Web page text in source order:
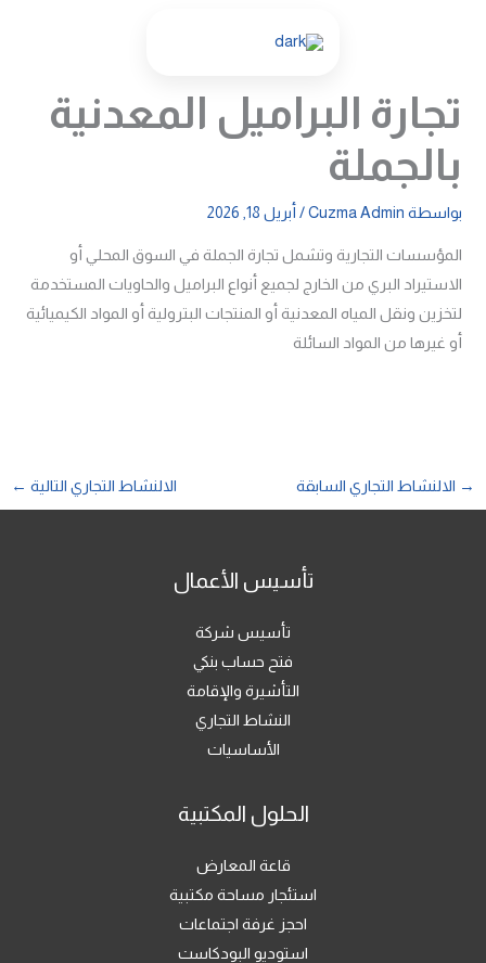
تجارة البراميل المعدنية
بالجملة
بواسطة Cuzma Admin
/ أبريل 18, 2026
المؤسسات التجارية وتشمل تجارة الجملة في السوق المحلي أو
الاستيراد البري من الخارج لجميع أنواع البراميل والحاويات المستخدمة
لتخزين ونقل المياه المعدنية أو المنتجات البترولية أو المواد الكيميائية
أو غيرها من المواد السائلة
→ الالنشاط التجاري السابقة الالنشاط التجاري التالية ←
تأسيس الأعمال
تأسيس شركة
فتح حساب بنكي
التأشيرة والإقامة
النشاط التجاري
الأساسيات
الحلول المكتبية
قاعة المعارض
استئجار مساحة مكتبية
احجز غرفة اجتماعات
استوديو البودكاست